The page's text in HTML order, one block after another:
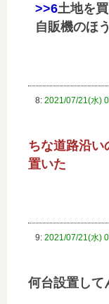
>>6土地を
自販機のほ
8: 2021/07/21(水)
ちな道路沿い
置いた
9: 2021/07/21(水)
何台設置して